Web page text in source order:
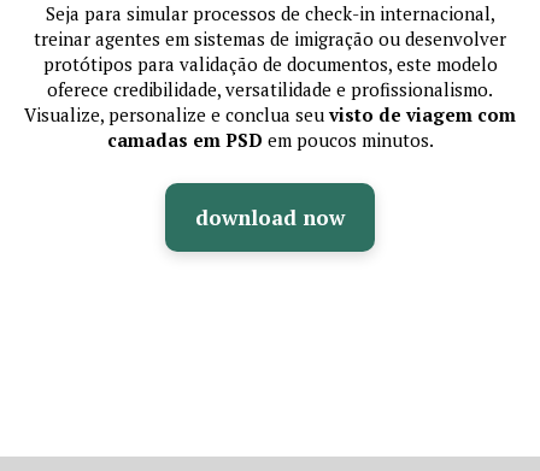
Seja para simular processos de check-in internacional,
treinar agentes em sistemas de imigração ou desenvolver
protótipos para validação de documentos, este modelo
oferece credibilidade, versatilidade e profissionalismo.
Visualize, personalize e conclua seuvisto de viagem com
camadas em PSD em poucos minutos.
download now